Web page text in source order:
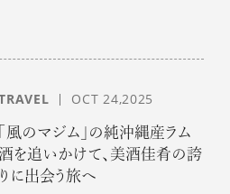
OCT 24,2025
「風のマジム」の純沖縄産ラム
酒を追いかけて、美酒佳肴の誇
りに出会う旅へ